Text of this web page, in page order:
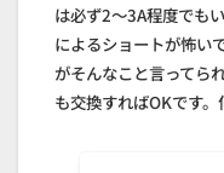
は必ず2～3A程度でも
によるショートが怖い
がそんなこと言ってら
も交換すればOKです。